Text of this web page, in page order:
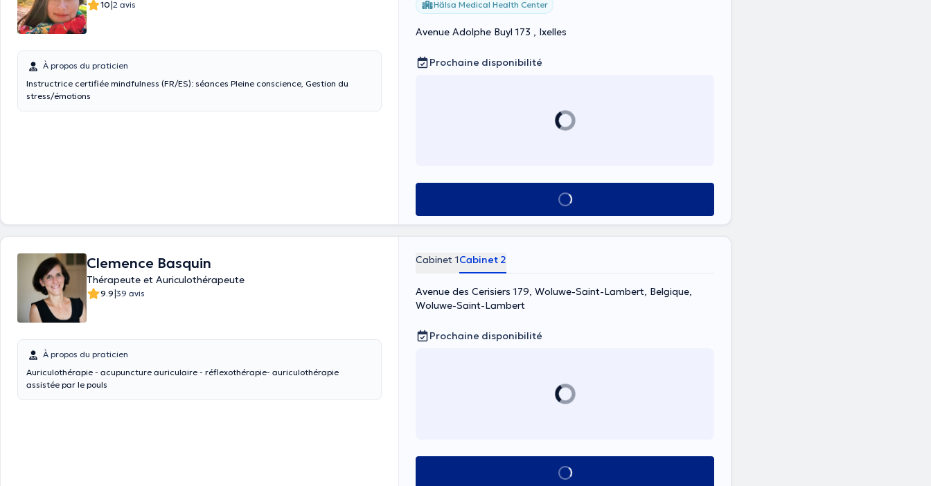
10|2 avis
À propos du praticien
Instructrice certifiée mindfulness (FR/ES): séances Pleine conscience, Gestion du
stress/émotions
Hälsa Medical Health Center
Avenue Adolphe Buyl 173 , Ixelles
Prochaine disponibilité
Voir tout
Clemence Basquin
Thérapeute et Auriculothérapeute
9.9|39 avis
À propos du praticien
Auriculothérapie - acupuncture auriculaire - réflexothérapie- auriculothérapie
assistée par le pouls
Cabinet 1Cabinet 2
Avenue des Cerisiers 179, Woluwe-Saint-Lambert, Belgique,
Woluwe-Saint-Lambert
Prochaine disponibilité
Voir tout